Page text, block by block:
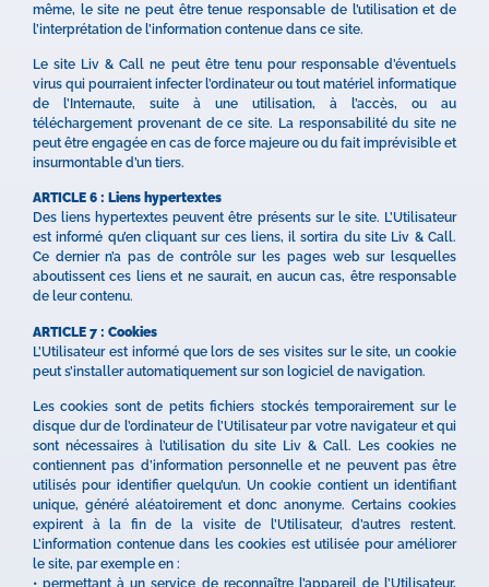
même, le site ne peut être tenue responsable de l’utilisation et de
l’interprétation de l’information contenue dans ce site.
Le site Liv & Call ne peut être tenu pour responsable d’éventuels
virus qui pourraient infecter l’ordinateur ou tout matériel informatique
de l’Internaute, suite à une utilisation, à l’accès, ou au
téléchargement provenant de ce site. La responsabilité du site ne
peut être engagée en cas de force majeure ou du fait imprévisible et
insurmontable d’un tiers.
ARTICLE 6 : Liens hypertextes
Des liens hypertextes peuvent être présents sur le site. L’Utilisateur
est informé qu’en cliquant sur ces liens, il sortira du site Liv & Call.
Ce dernier n’a pas de contrôle sur les pages web sur lesquelles
aboutissent ces liens et ne saurait, en aucun cas, être responsable
de leur contenu.
ARTICLE 7 : Cookies
L’Utilisateur est informé que lors de ses visites sur le site, un cookie
peut s’installer automatiquement sur son logiciel de navigation.
Les cookies sont de petits fichiers stockés temporairement sur le
disque dur de l’ordinateur de l’Utilisateur par votre navigateur et qui
sont nécessaires à l’utilisation du site Liv & Call. Les cookies ne
contiennent pas d’information personnelle et ne peuvent pas être
utilisés pour identifier quelqu’un. Un cookie contient un identifiant
unique, généré aléatoirement et donc anonyme. Certains cookies
expirent à la fin de la visite de l’Utilisateur, d’autres restent.
L’information contenue dans les cookies est utilisée pour améliorer
le site, par exemple en :